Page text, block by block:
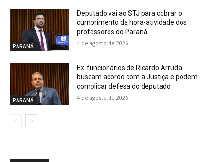
PARANÁ
Deputado vai ao STJ para cobrar o
cumprimento da hora-atividade dos
professores do Paraná
4 de agosto de 2026
PARANÁ
Ex-funcionários de Ricardo Arruda
buscam acordo com a Justiça e podem
complicar defesa do deputado
4 de agosto de 2026